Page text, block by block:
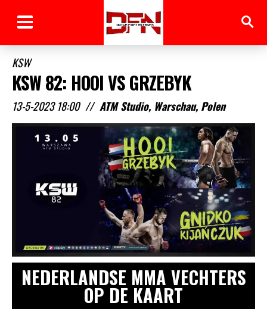
KSW
KSW 82: HOOI VS GRZEBYK
13-5-2023 18:00 // ATM Studio, Warschau, Polen
NEDERLANDSE MMA VECHTERS
OP DE KAART